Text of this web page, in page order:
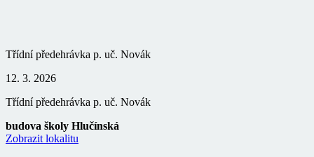
Třídní předehrávka p. uč. Novák
12. 3. 2026
Třídní předehrávka p. uč. Novák
budova školy Hlučínská
Zobrazit lokalitu